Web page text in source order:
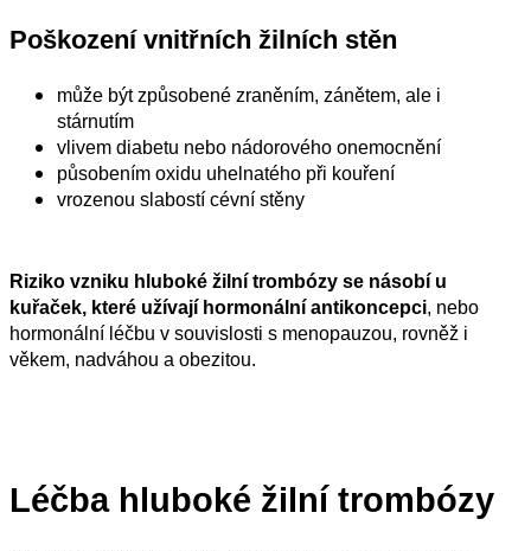
Poškození vnitřních žilních stěn
může být způsobené zraněním, zánětem, ale i
stárnutím
vlivem diabetu nebo nádorového onemocnění
působením oxidu uhelnatého při kouření
vrozenou slabostí cévní stěny
Riziko vzniku hluboké žilní trombózy se násobí u
kuřaček, které užívají hormonální antikoncepci, nebo
hormonální léčbu v souvislosti s menopauzou, rovněž i
věkem, nadváhou a obezitou.
Léčba hluboké žilní trombózy